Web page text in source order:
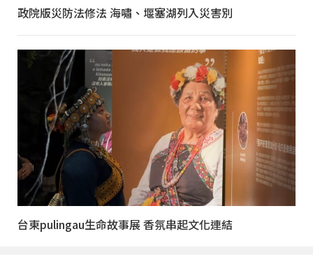
政院版災防法修法 海嘯、堰塞湖列入災害別
台東pulingau生命故事展 香氛串起文化連結